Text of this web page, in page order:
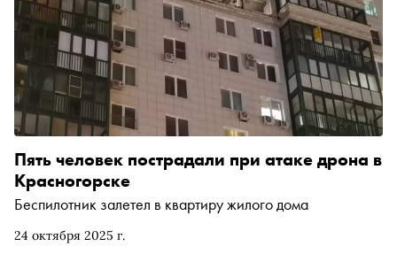
24 октября 2025 г.
Пять человек пострадали при атаке дрона в
Красногорске
Беспилотник залетел в квартиру жилого дома